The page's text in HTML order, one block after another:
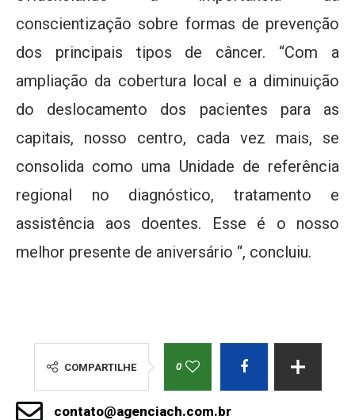
conscientização sobre formas de prevenção
dos principais tipos de câncer. “Com a
ampliação da cobertura local e a diminuição
do deslocamento dos pacientes para as
capitais, nosso centro, cada vez mais, se
consolida como uma Unidade de referência
regional no diagnóstico, tratamento e
assistência aos doentes. Esse é o nosso
melhor presente de aniversário “, concluiu.
COMPARTILHE 0
contato@agenciach.com.br